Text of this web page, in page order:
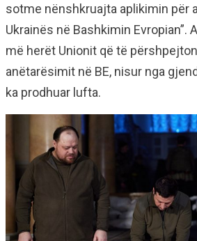
sotme nënshkruajta aplikimin për
Ukrainës në Bashkimin Evropian”.
më herët Unionit që të
anëtarësimit në BE, nisur nga
ka prodhuar lufta.